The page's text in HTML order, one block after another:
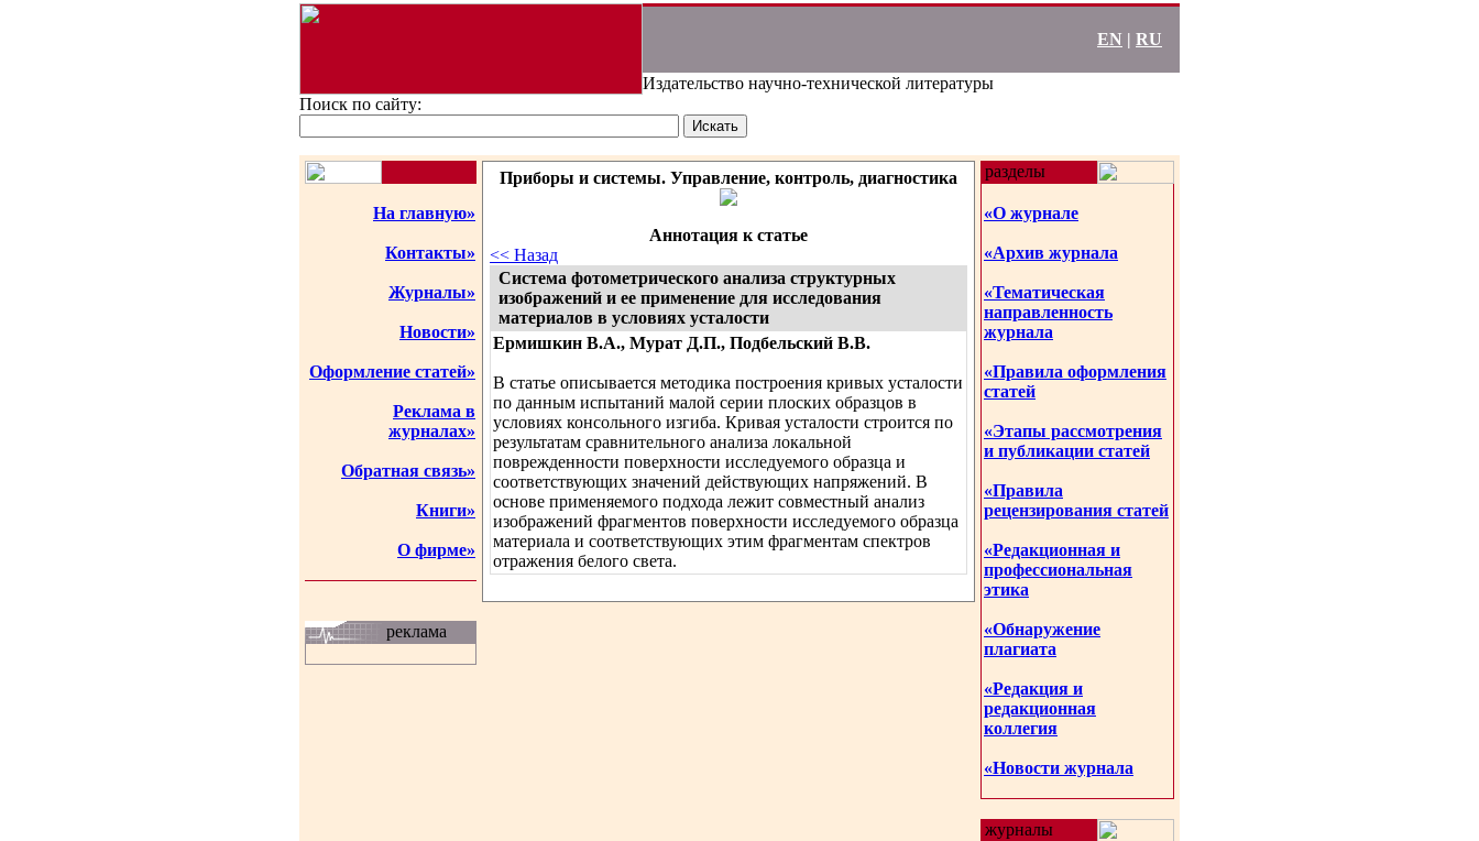
EN | RU
Издательство научно-технической литературы
Поиск по сайту:
На главную»
Контакты»
Журналы»
Новости»
Оформление статей»
Реклама в
журналах»
Обратная связь»
Книги»
О фирме»
реклама
Приборы и системы. Управление, контроль, диагностика
Аннотация к статье
<< Назад
Система фотометрического анализа структурных
изображений и ее применение для исследования
материалов в условиях усталости
Ермишкин В.А., Мурат Д.П., Подбельский В.В.
В статье описывается методика построения кривых усталости
по данным испытаний малой серии плоских образцов в
условиях консольного изгиба. Кривая усталости строится по
результатам сравнительного анализа локальной
поврежденности поверхности исследуемого образца и
соответствующих значений действующих напряжений. В
основе применяемого подхода лежит совместный анализ
изображений фрагментов поверхности исследуемого образца
материала и соответствующих этим фрагментам спектров
отражения белого света.
разделы
«О журнале
«Архив журнала
«Тематическая
направленность
журнала
«Правила оформления
статей
«Этапы рассмотрения
и публикации статей
«Правила
рецензирования статей
«Редакционная и
профессиональная
этика
«Обнаружение
плагиата
«Редакция и
редакционная
коллегия
«Новости журнала
журналы